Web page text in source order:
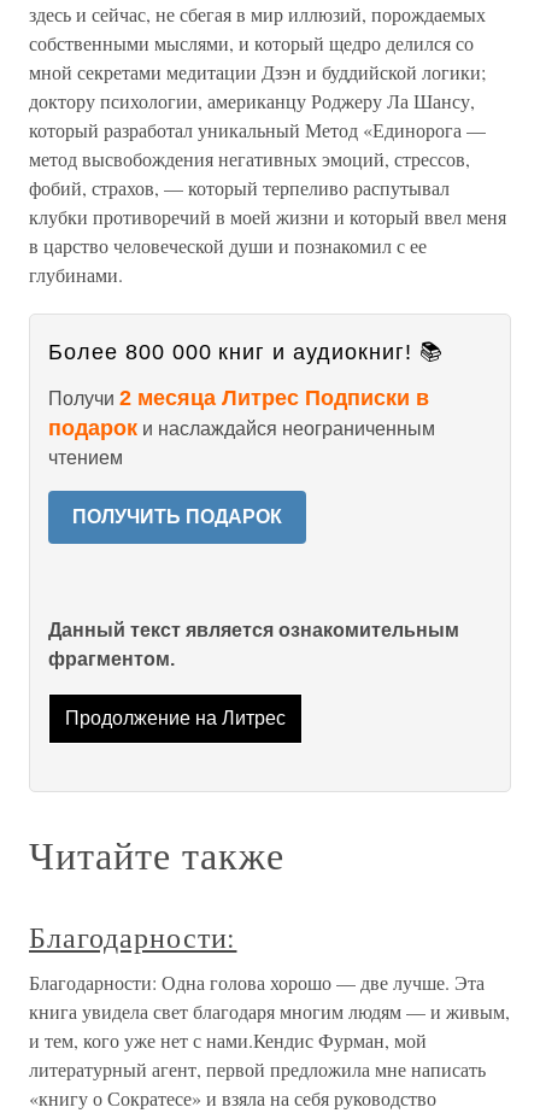
здесь и сейчас, не сбегая в мир иллюзий, порождаемых
собственными мыслями, и который щедро делился со
мной секретами медитации Дзэн и буддийской логики;
доктору психологии, американцу Роджеру Ла Шансу,
который разработал уникальный Метод «Единорога —
метод высвобождения негативных эмоций, стрессов,
фобий, страхов, — который терпеливо распутывал
клубки противоречий в моей жизни и который ввел меня
в царство человеческой души и познакомил с ее
глубинами.
Более 800 000 книг и аудиокниг! 📚
Получи 2 месяца Литрес Подписки в
подарок и наслаждайся неограниченным
чтением
ПОЛУЧИТЬ ПОДАРОК
Данный текст является ознакомительным
фрагментом.
Продолжение на Литрес
Читайте также
Благодарности:
Благодарности: Одна голова хорошо — две лучше. Эта
книга увидела свет благодаря многим людям — и живым,
и тем, кого уже нет с нами.Кендис Фурман, мой
литературный агент, первой предложила мне написать
«книгу о Сократесе» и взяла на себя руководство